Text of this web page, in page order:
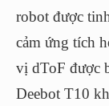
robot được
cảm ứng tích
vị dToF được
Deebot T10